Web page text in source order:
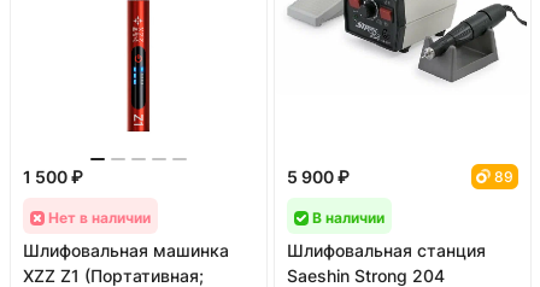
1 500 ₽
Нет в наличии
Шлифовальная машинка
XZZ Z1 (Портативная;
5 900 ₽ 89
В наличии
Шлифовальная станция
Saeshin Strong 204